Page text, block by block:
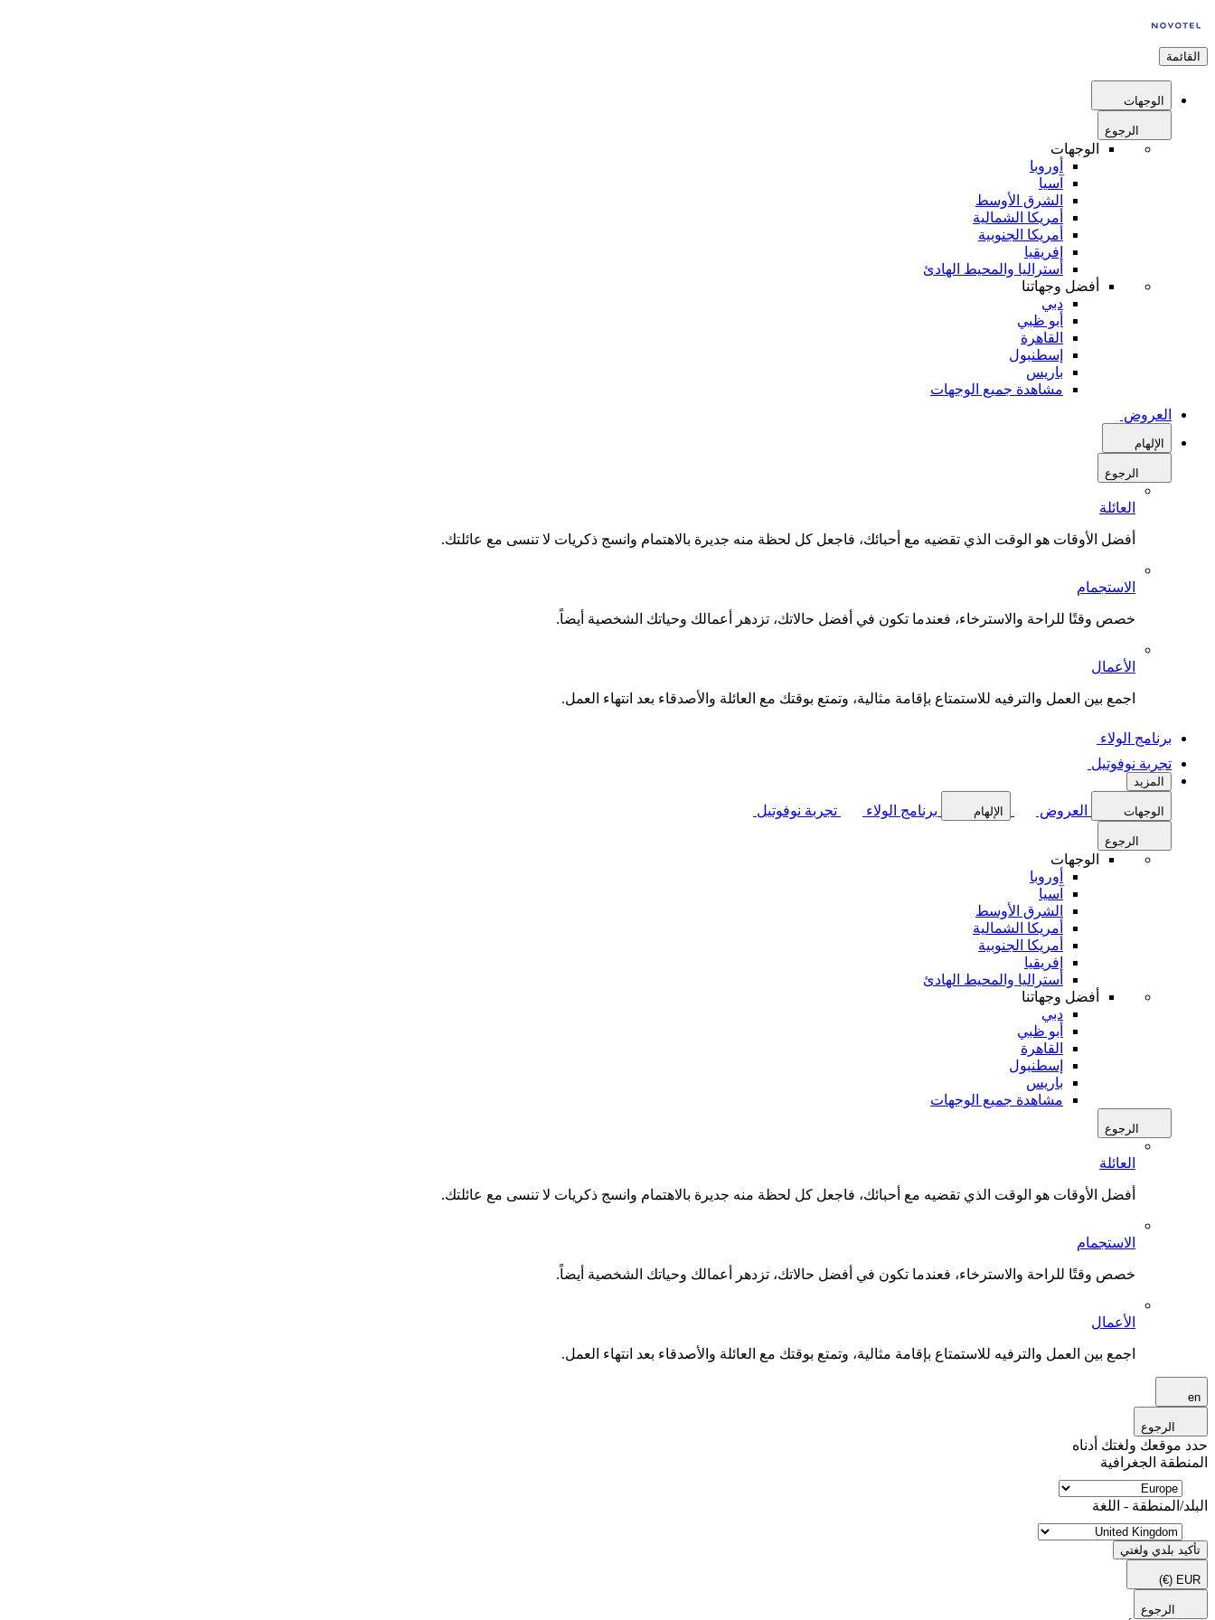
القائمة
الوجهات
الرجوع
الوجهات
أوروبا
آسيا
الشرق الأوسط
أمريكا الشمالية
أمريكا الجنوبية
إفريقيا
أستراليا والمحيط الهادئ
أفضل وجهاتنا
دبي
أبو ظبي
القاهرة
إسطنبول
باريس
مشاهدة جميع الوجهات
العروض
الإلهام
الرجوع
العائلة
أفضل الأوقات هو الوقت الذي تقضيه مع أحبائك، فاجعل كل لحظة منه جديرة بالاهتمام وانسج ذكريات لا تنسى مع عائلتك.
الاستجمام
خصص وقتًا للراحة والاسترخاء، فعندما تكون في أفضل حالاتك، تزدهر أعمالك وحياتك الشخصية أيضاً.
الأعمال
اجمع بين العمل والترفيه للاستمتاع بإقامة مثالية، وتمتع بوقتك مع العائلة والأصدقاء بعد انتهاء العمل.
برنامج الولاء
تجربة نوفوتيل
المزيد
الوجهات العروض الإلهام برنامج الولاء تجربة نوفوتيل
الرجوع
الوجهات
أوروبا
آسيا
الشرق الأوسط
أمريكا الشمالية
أمريكا الجنوبية
إفريقيا
أستراليا والمحيط الهادئ
أفضل وجهاتنا
دبي
أبو ظبي
القاهرة
إسطنبول
باريس
مشاهدة جميع الوجهات
الرجوع
العائلة
أفضل الأوقات هو الوقت الذي تقضيه مع أحبائك، فاجعل كل لحظة منه جديرة بالاهتمام وانسج ذكريات لا تنسى مع عائلتك.
الاستجمام
خصص وقتًا للراحة والاسترخاء، فعندما تكون في أفضل حالاتك، تزدهر أعمالك وحياتك الشخصية أيضاً.
الأعمال
اجمع بين العمل والترفيه للاستمتاع بإقامة مثالية، وتمتع بوقتك مع العائلة والأصدقاء بعد انتهاء العمل.
en
الرجوع
حدد موقعك ولغتك أدناه
المنطقة الجغرافية
البلد/المنطقة - اللغة
تأكيد بلدي ولغتي
EUR
(€)
الرجوع